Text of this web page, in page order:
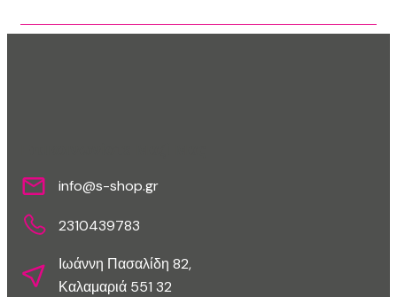
info@s-shop.gr
2310439783
Ιωάννη Πασαλίδη 82,
Καλαμαριά 551 32